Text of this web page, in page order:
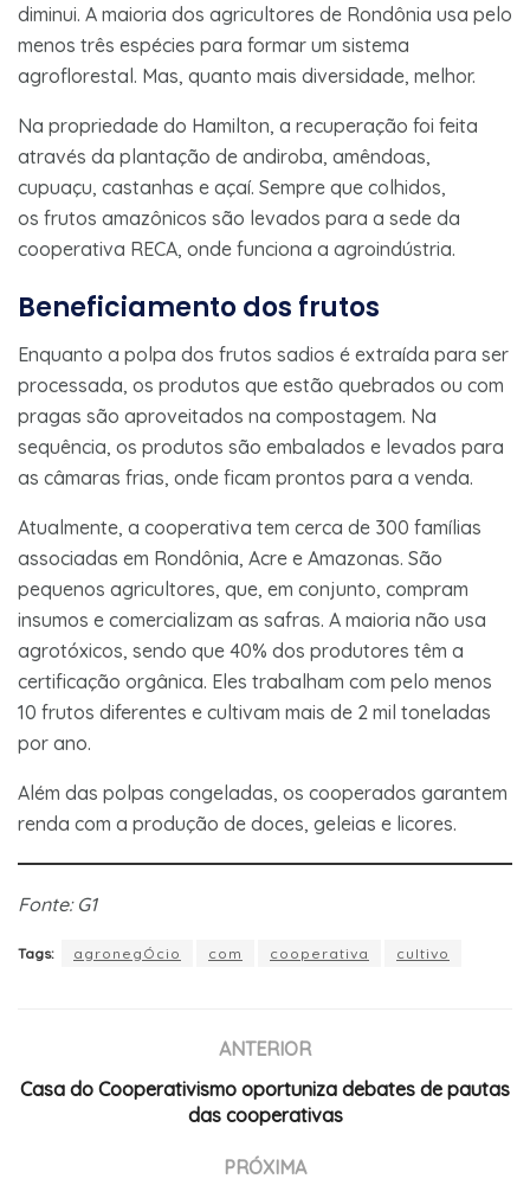
diminui. A maioria dos agricultores de Rondônia usa pelo
menos três espécies para formar um sistema
agroflorestal. Mas, quanto mais diversidade, melhor.
Na propriedade do Hamilton, a recuperação foi feita
através da plantação de andiroba, amêndoas,
cupuaçu, castanhas e açaí. Sempre que colhidos,
os frutos amazônicos são levados para a sede da
cooperativa RECA, onde funciona a agroindústria.
Beneficiamento dos frutos
Enquanto a polpa dos frutos sadios é extraída para ser
processada, os produtos que estão quebrados ou com
pragas são aproveitados na compostagem. Na
sequência, os produtos são embalados e levados para
as câmaras frias, onde ficam prontos para a venda.
Atualmente, a cooperativa tem cerca de 300 famílias
associadas em Rondônia, Acre e Amazonas. São
pequenos agricultores, que, em conjunto, compram
insumos e comercializam as safras. A maioria não usa
agrotóxicos, sendo que 40% dos produtores têm a
certificação orgânica. Eles trabalham com pelo menos
10 frutos diferentes e cultivam mais de 2 mil toneladas
por ano.
Além das polpas congeladas, os cooperados garantem
renda com a produção de doces, geleias e licores.
Fonte: G1
Tags: agronegÓcio com cooperativa cultivo
ANTERIOR
Casa do Cooperativismo oportuniza debates de pautas
das cooperativas
PRÓXIMA